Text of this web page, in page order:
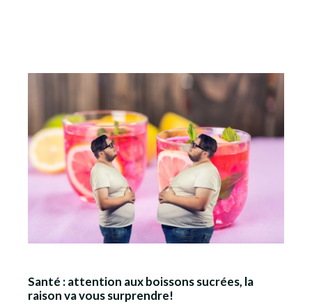
Santé : attention aux boissons sucrées, la
raison va vous surprendre!